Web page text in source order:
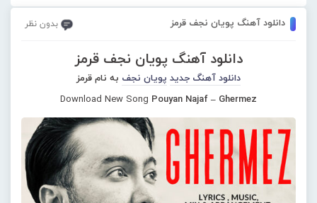
دانلود آهنگ پویان نجف قرمز بدون نظر
دانلود آهنگ پویان نجف قرمز
دانلود آهنگ جدید پویان نجف به نام قرمز
Download New Song Pouyan Najaf – Ghermez